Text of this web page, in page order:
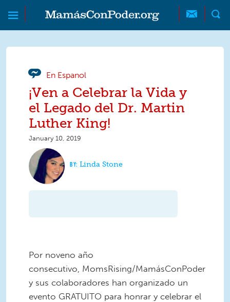
Skip to main content
Skip to main content
MamásConPoder
En Espanol
¡Ven a Celebrar la Vida y
el Legado del Dr. Martin
Luther King!
January 10, 2019
Linda Stone
Por noveno año
consecutivo, MomsRising/MamásConPoder
y sus colaboradores han organizado un
evento GRATUITO para honrar y celebrar el